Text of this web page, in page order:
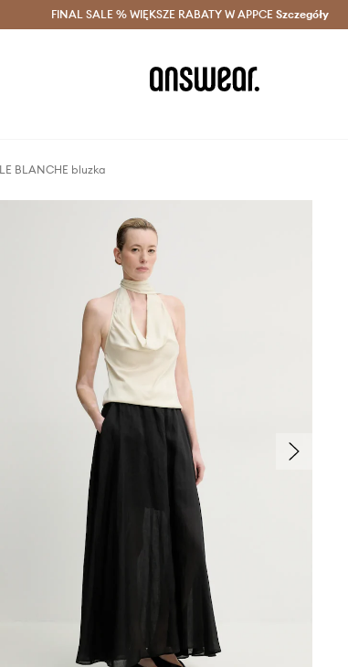
z Answear Club > Dostawa nawet w 24h >
FINAL SALE % WIĘKSZE RABATY W APPCE Szczegóły
BLANCHE bluzka